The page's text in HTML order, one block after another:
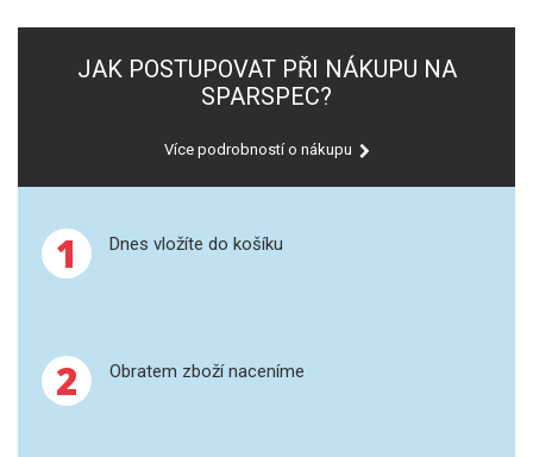
VÝBOJKY PRO UV/VIS
SPEKTROFOTOMETRY
PŘÍPRAVA VZORKŮ
MIKROVLNNÝ ROZKLAD
JAK POSTUPOVAT PŘI NÁKUPU NA
SPARSPEC?
Více podrobností o nákupu
1 Dnes vložíte do košíku
2 Obratem zboží naceníme